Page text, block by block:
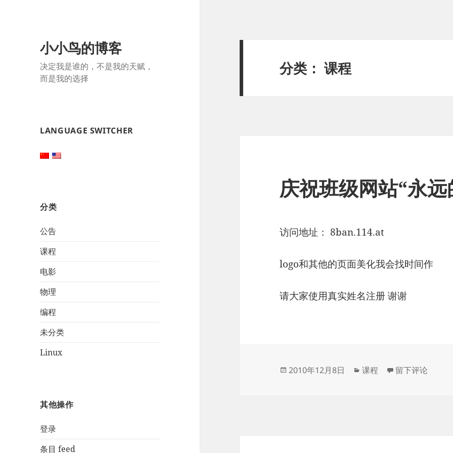
小小鸟的博客
决定我是谁的，不是我的天赋，
而是我的选择
LANGUAGE SWITCHER
分类
公告
课程
电影
物理
编程
未分类
Linux
其他操作
登录
条目 feed
分类：课程
庆祝班级网站“永
访问地址： 8ban.114.at
logo和其他的页面美化我会找时间作
请大家使用真实姓名注册 谢谢
发
2010年12月8日
分
课程 于庆祝班级网站
留下评论